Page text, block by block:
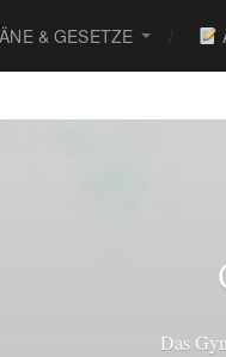
& GESETZE
Das